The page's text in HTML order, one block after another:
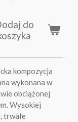
do
kompozycja
wykonana w
obciążonej
Wysokiej
trwałe